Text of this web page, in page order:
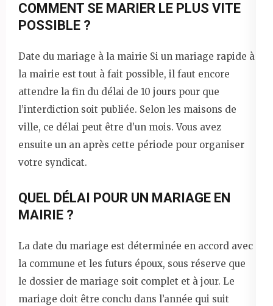
COMMENT SE MARIER LE PLUS VITE
POSSIBLE ?
Date du mariage à la mairie Si un mariage rapide à
la mairie est tout à fait possible, il faut encore
attendre la fin du délai de 10 jours pour que
l’interdiction soit publiée. Selon les maisons de
ville, ce délai peut être d’un mois. Vous avez
ensuite un an après cette période pour organiser
votre syndicat.
QUEL DÉLAI POUR UN MARIAGE EN
MAIRIE ?
La date du mariage est déterminée en accord avec
la commune et les futurs époux, sous réserve que
le dossier de mariage soit complet et à jour. Le
mariage doit être conclu dans l’année qui suit